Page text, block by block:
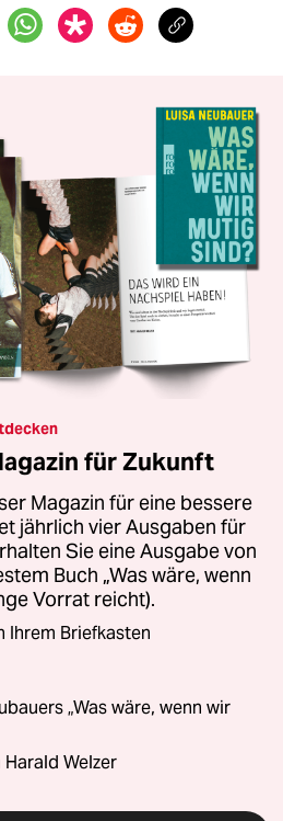
für Zukunft
Magazin für eine bessere
jährlich vier Ausgaben für
Sie eine Ausgabe von
Buch „Was wäre, wenn
Vorrat reicht).
Ihrem Briefkasten
„Was wäre, wenn wir
Welzer